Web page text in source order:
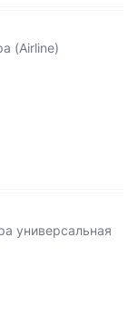
(Airline)
универсальная